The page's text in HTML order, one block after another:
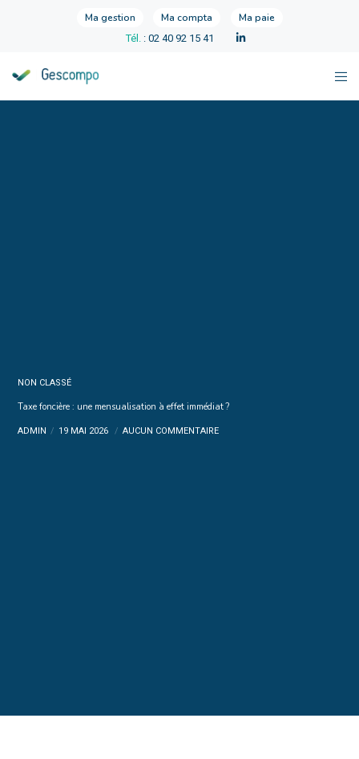
Ma gestion Ma compta Ma paie
Tél. : 02 40 92 15 41
NON CLASSÉ
Taxe foncière : une mensualisation à effet immédiat ?
ADMIN 19 MAI 2026 AUCUN COMMENTAIRE